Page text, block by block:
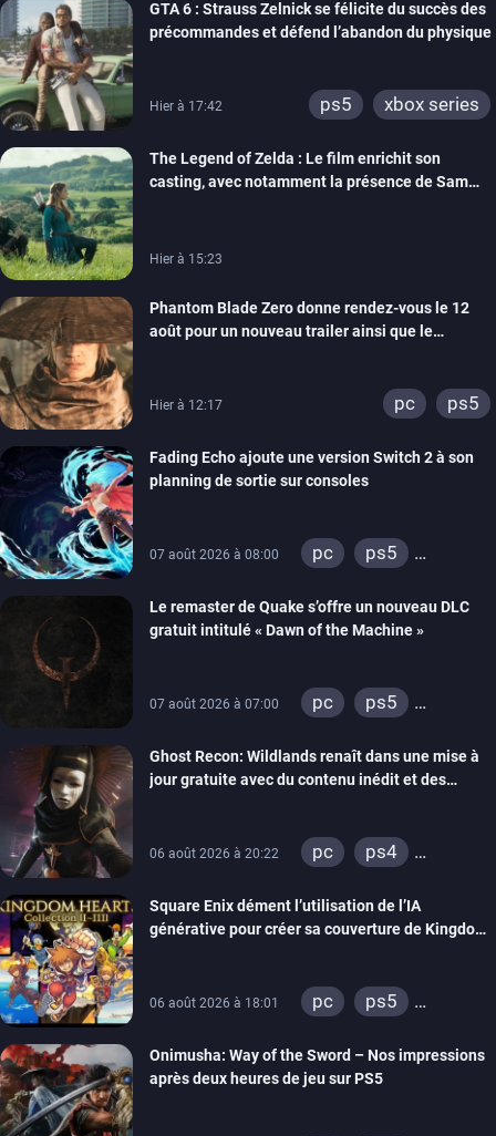
GTA 6 : Strauss Zelnick se félicite du succès des
précommandes et défend l’abandon du physique
Hier à 17:42 ps5 xbox series
The Legend of Zelda : Le film enrichit son
casting, avec notamment la présence de Sam
Hier à 15:23
Phantom Blade Zero donne rendez-vous le 12
août pour un nouveau trailer ainsi que le
Hier à 12:17 pc ps5
Fading Echo ajoute une version Switch 2 à son
planning de sortie sur consoles
07 août 2026 à 08:00 pc
ps5
Le remaster de Quake s’offre un nouveau DLC
gratuit intitulé « Dawn of the Machine »
07 août 2026 à 07:00 pc
ps5
switch
ps4
xbox one
Ghost Recon: Wildlands renaît dans une mise à
jour gratuite avec du contenu inédit et des
06 août 2026 à 20:22 pc
ps4
Square Enix dément l’utilisation de l’IA
générative pour créer sa couverture de Kingdom
06 août 2026 à 18:01 pc
ps5
switch 2
Onimusha: Way of the Sword – Nos impressions
après deux heures de jeu sur PS5